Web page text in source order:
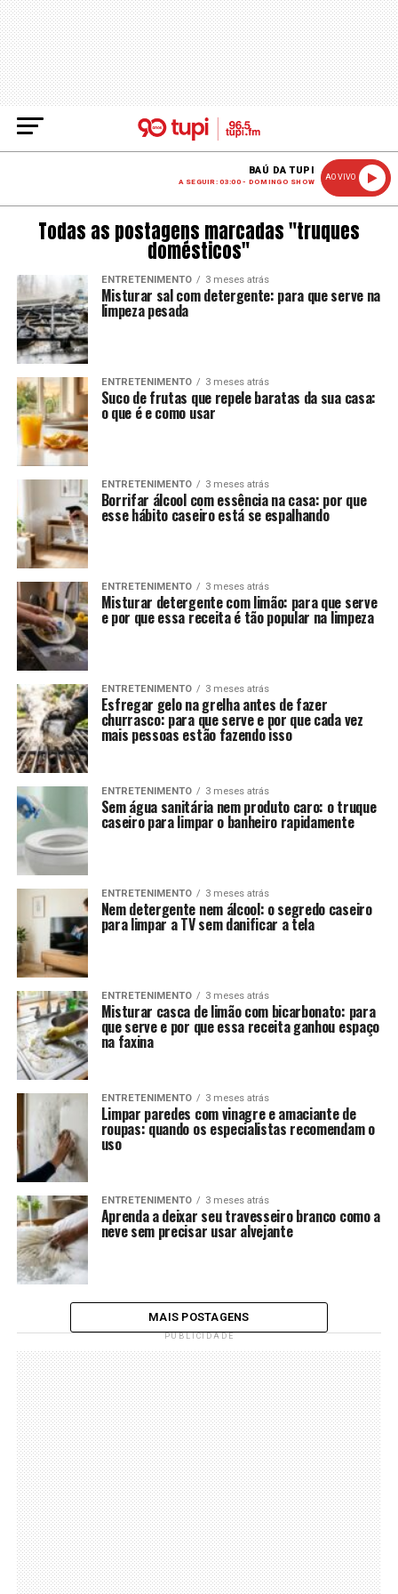
BAÚ DA TUPI
A SEGUIR: 03:00 - DOMINGO SHOW
AO VIVO
Todas as postagens marcadas "truques
domésticos"
ENTRETENIMENTO 3 meses atrás
Misturar sal com detergente: para que serve na
limpeza pesada
ENTRETENIMENTO 3 meses atrás
Suco de frutas que repele baratas da sua casa:
o que é e como usar
ENTRETENIMENTO 3 meses atrás
Borrifar álcool com essência na casa: por que
esse hábito caseiro está se espalhando
ENTRETENIMENTO 3 meses atrás
Misturar detergente com limão: para que serve
e por que essa receita é tão popular na limpeza
ENTRETENIMENTO 3 meses atrás
Esfregar gelo na grelha antes de fazer
churrasco: para que serve e por que cada vez
mais pessoas estão fazendo isso
ENTRETENIMENTO 3 meses atrás
Sem água sanitária nem produto caro: o truque
caseiro para limpar o banheiro rapidamente
ENTRETENIMENTO 3 meses atrás
Nem detergente nem álcool: o segredo caseiro
para limpar a TV sem danificar a tela
ENTRETENIMENTO 3 meses atrás
Misturar casca de limão com bicarbonato: para
que serve e por que essa receita ganhou espaço
na faxina
ENTRETENIMENTO 3 meses atrás
Limpar paredes com vinagre e amaciante de
roupas: quando os especialistas recomendam o
uso
ENTRETENIMENTO 3 meses atrás
Aprenda a deixar seu travesseiro branco como a
neve sem precisar usar alvejante
MAIS POSTAGENS
PUBLICIDADE